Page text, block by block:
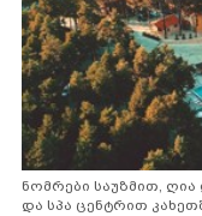
ნომრები საუზმით,
და სპა ცენტრით